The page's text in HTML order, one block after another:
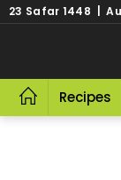
23 Safar 1448 |
Recipes